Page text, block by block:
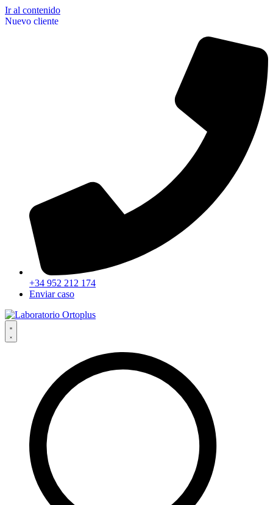
Ir al contenido
Nuevo cliente
+34 952 212 174
Enviar caso